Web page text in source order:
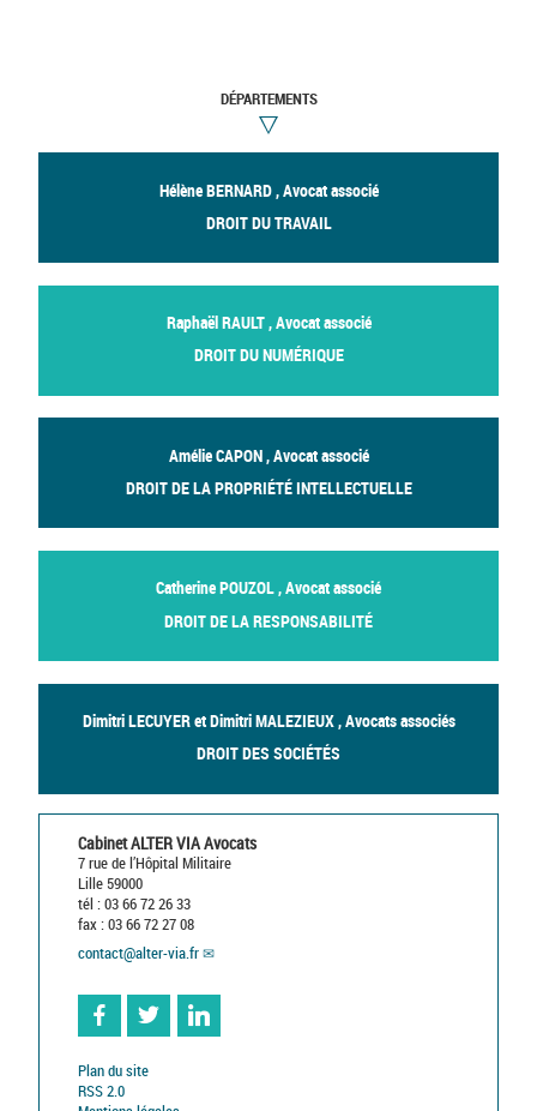
DÉPARTEMENTS
Hélène BERNARD , Avocat associé
DROIT DU TRAVAIL
Raphaël RAULT , Avocat associé
DROIT DU NUMÉRIQUE
Amélie CAPON , Avocat associé
DROIT DE LA PROPRIÉTÉ INTELLECTUELLE
Catherine POUZOL , Avocat associé
DROIT DE LA RESPONSABILITÉ
Dimitri LECUYER et Dimitri MALEZIEUX , Avocats associés
DROIT DES SOCIÉTÉS
Cabinet ALTER VIA Avocats
7 rue de l’Hôpital Militaire
Lille 59000
tél : 03 66 72 26 33
fax : 03 66 72 27 08
contact@alter-via.fr
FacebookTwitter
Plan du site
RSS 2.0